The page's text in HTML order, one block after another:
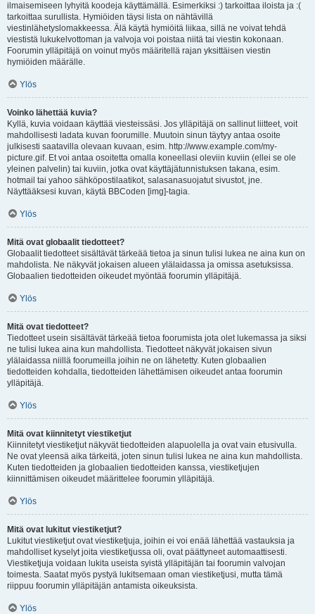
ilmaisemiseen lyhyitä koodeja käyttämällä. Esimerkiksi :) tarkoittaa iloista ja :(
tarkoittaa surullista. Hymiöiden täysi lista on nähtävillä
viestinlähetyslomakkeessa. Älä käytä hymiöitä liikaa, sillä ne voivat tehdä
viestistä lukukelvottoman ja valvoja voi poistaa niitä tai viestin kokonaan.
Foorumin ylläpitäjä on voinut myös määritellä rajan yksittäisen viestin
hymiöiden määrälle.
Ylös
Voinko lähettää kuvia?
Kyllä, kuvia voidaan käyttää viesteissäsi. Jos ylläpitäjä on sallinut liitteet, voit
mahdollisesti ladata kuvan foorumille. Muutoin sinun täytyy antaa osoite
julkisesti saatavilla olevaan kuvaan, esim. http://www.example.com/my-
picture.gif. Et voi antaa osoitetta omalla koneellasi oleviin kuviin (ellei se ole
yleinen palvelin) tai kuviin, jotka ovat käyttäjätunnistuksen takana, esim.
hotmail tai yahoo sähköpostilaatikot, salasanasuojatut sivustot, jne.
Näyttääksesi kuvan, käytä BBCoden [img]-tagia.
Ylös
Mitä ovat globaalit tiedotteet?
Globaalit tiedotteet sisältävät tärkeää tietoa ja sinun tulisi lukea ne aina kun on
mahdolista. Ne näkyvät jokaisen alueen ylälaidassa ja omissa asetuksissa.
Globaalien tiedotteiden oikeudet myöntää foorumin ylläpitäjä.
Ylös
Mitä ovat tiedotteet?
Tiedotteet usein sisältävät tärkeää tietoa foorumista jota olet lukemassa ja siksi
ne tulisi lukea aina kun mahdollista. Tiedotteet näkyvät jokaisen sivun
ylälaidassa niillä foorumeilla joihin ne on lähetetty. Kuten globaalien
tiedotteiden kohdalla, tiedotteiden lähettämisen oikeudet antaa foorumin
ylläpitäjä.
Ylös
Mitä ovat kiinnitetyt viestiketjut
Kiinnitetyt viestiketjut näkyvät tiedotteiden alapuolella ja ovat vain etusivulla.
Ne ovat yleensä aika tärkeitä, joten sinun tulisi lukea ne aina kun mahdollista.
Kuten tiedotteiden ja globaalien tiedotteiden kanssa, viestiketjujen
kiinnittämisen oikeudet määrittelee foorumin ylläpitäjä.
Ylös
Mitä ovat lukitut viestiketjut?
Lukitut viestiketjut ovat viestiketjuja, joihin ei voi enää lähettää vastauksia ja
mahdolliset kyselyt joita viestiketjussa oli, ovat päättyneet automaattisesti.
Viestiketjuja voidaan lukita useista syistä ylläpitäjän tai foorumin valvojan
toimesta. Saatat myös pystyä lukitsemaan oman viestiketjusi, mutta tämä
riippuu foorumin ylläpitäjän antamista oikeuksista.
Ylös